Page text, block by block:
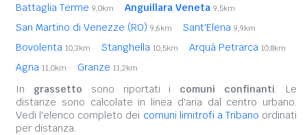
Battaglia Terme 9,0km Anguillara Veneta 9,5km
San Martino di Venezze (RO) 9,6km Sant'Elena 9,9km
Bovolenta 10,3km Stanghella 10,5km Arquà Petrarca 10,8km
Agna 11,0km Granze 11,2km
In grassetto sono riportati i comuni confinanti. Le
distanze sono calcolate in linea d'aria dal centro urbano.
Vedi l'elenco completo dei comuni limitrofi a Tribano ordinati
per distanza.